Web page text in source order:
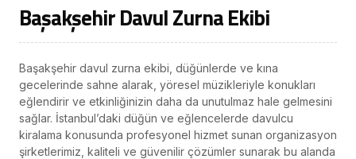
Başakşehir Davul Zurna Ekibi
Başakşehir davul zurna ekibi, düğünlerde ve kına
gecelerinde sahne alarak, yöresel müzikleriyle konukları
eğlendirir ve etkinliğinizin daha da unutulmaz hale gelmesini
sağlar. İstanbul’daki düğün ve eğlencelerde davulcu
kiralama konusunda profesyonel hizmet sunan organizasyon
şirketlerimiz, kaliteli ve güvenilir çözümler sunarak bu alanda